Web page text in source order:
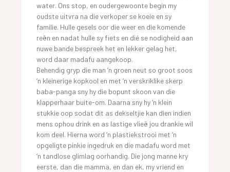
water. Ons stop, en oudergewoonte begin my
oudste uitvra na die verkoper se koeie en sy
familie. Hulle gesels oor die weer en die komende
reën en nadat hulle sy fiets en dié se nodigheid aan
nuwe bande bespreek het en lekker gelag het,
word daar madafu aangekoop.
Behendig gryp die man ‘n groen neut so groot soos
‘n kleinerige kopkool en met ‘n verskriklike skerp
baba-panga sny hy die bopunt skoon van die
klapperhaar buite-om. Daarna sny hy ‘n klein
stukkie oop sodat dit as dekseltjie kan dien indien
mens ophou drink en as lastige vlieë jou drankie wil
kom deel. Hierna word ‘n plastiekstrooi met ‘n
opgeligte pinkie ingedruk en die madafu word met
‘n tandlose glimlag oorhandig. Die jong manne kry
eerste, dan die mamma, en dan ek, my vriend en